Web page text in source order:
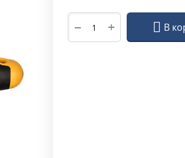
+
− В